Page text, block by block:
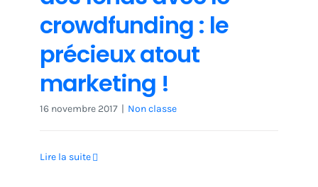
crowdfunding : le
précieux atout
marketing !
16 novembre 2017 | Non classe
Lire la suite